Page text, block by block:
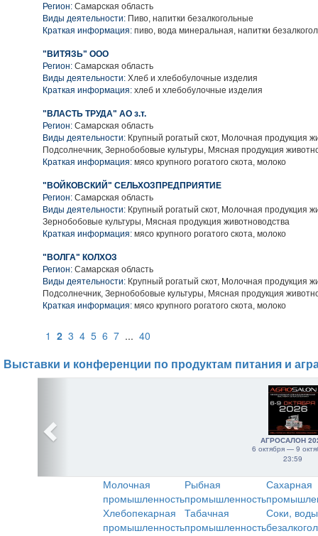
Регион: Самарская область
Виды деятельности: Пиво, напитки безалкогольные
Краткая информация: пиво, вода минеральная, напитки
"ВИТЯЗЬ" ООО
Регион: Самарская область
Виды деятельности: Хлеб и хлебобулочные изделия
Краткая информация: хлеб и хлебобулочные изделия
"ВЛАСТЬ ТРУДА" АО з.т.
Регион: Самарская область
Виды деятельности: Крупный рогатый скот, Молочная продукция
Подсолнечник, Зернобобовые культуры, Мясная продукция
Краткая информация: мясо крупного рогатого скота, молоко
"ВОЙКОВСКИЙ" СЕЛЬХОЗПРЕДПРИЯТИЕ
Регион: Самарская область
Виды деятельности: Крупный рогатый скот, Молочная продукция
Зернобобовые культуры, Мясная продукция животноводства
Краткая информация: мясо крупного рогатого скота, молоко
"ВОЛГА" КОЛХОЗ
Регион: Самарская область
Виды деятельности: Крупный рогатый скот, Молочная продукция
Подсолнечник, Зернобобовые культуры, Мясная продукция
Краткая информация: мясо крупного рогатого скота, молоко
1 2 3 4 5 6 7 ... 40
Выставки и конференции по продуктам питания и
АГРОСАЛОН
6 октября — 9
23:59
Молочная
промышленность
Рыбная
промышленность
Сахарная
Хлебопекарная
промышленность
Табачная
промышленность
Соки,